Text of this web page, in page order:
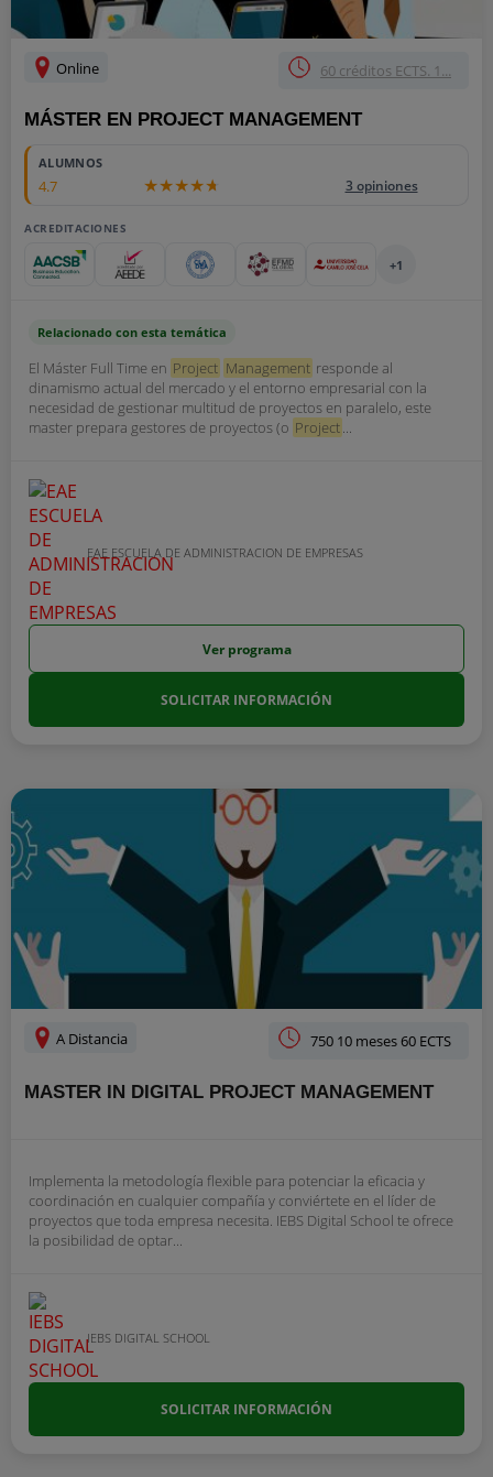
Online 60 créditos ECTS. 1...
MÁSTER EN PROJECT MANAGEMENT
ALUMNOS
4.7 3 opiniones
ACREDITACIONES
+1
Relacionado con esta temática
El Máster Full Time en Project Management responde al
dinamismo actual del mercado y el entorno empresarial con la
necesidad de gestionar multitud de proyectos en paralelo, este
master prepara gestores de proyectos (o Project...
EAE ESCUELA DE ADMINISTRACION DE EMPRESAS
Ver programa
SOLICITAR INFORMACIÓN
A Distancia 750 10 meses 60 ECTS
MASTER IN DIGITAL PROJECT MANAGEMENT
Implementa la metodología flexible para potenciar la eficacia y
coordinación en cualquier compañía y conviértete en el líder de
proyectos que toda empresa necesita. IEBS Digital School te ofrece
la posibilidad de optar...
IEBS DIGITAL SCHOOL
SOLICITAR INFORMACIÓN